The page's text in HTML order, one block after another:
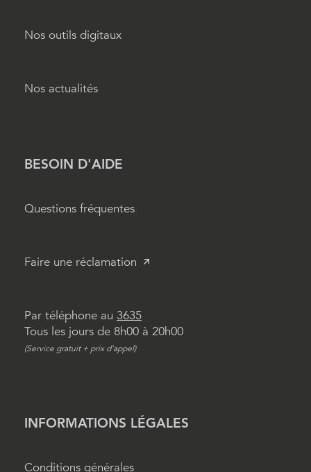
Nos outils digitaux
Nos actualités
BESOIN D'AIDE
Questions fréquentes
Faire une réclamation
Par téléphone au 3635
Tous les jours de 8h00 à 20h00
(Service gratuit + prix d'appel)
INFORMATIONS LÉGALES
Conditions générales